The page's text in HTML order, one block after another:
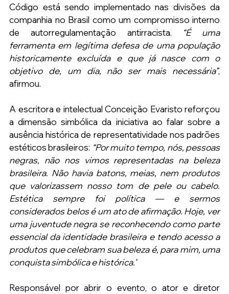
Código está sendo implementado nas divisões da
companhia no Brasil como um compromisso interno
de autorregulamentação antirracista.
“É uma
ferramenta em legítima defesa de uma população
historicamente excluída e que já nasce com o
objetivo de, um dia, não ser mais necessária”,
afirmou.
A escritora e intelectual Conceição Evaristo reforçou
a dimensão simbólica da iniciativa ao falar sobre a
ausência histórica de representatividade nos padrões
estéticos brasileiros: “Por muito tempo, nós, pessoas
negras, não nos vimos representadas na beleza
brasileira. Não havia batons, meias, nem produtos
que valorizassem nosso tom de pele ou cabelo.
Estética sempre foi política — e sermos
considerados belos é um ato de afirmação. Hoje, ver
uma juventude negra se reconhecendo como parte
essencial da identidade brasileira e tendo acesso a
produtos que celebram sua beleza é, para mim, uma
conquista simbólica e histórica.”
Responsável por abrir o evento, o ator e diretor